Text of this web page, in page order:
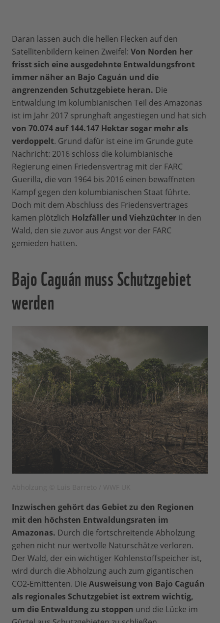
Daran lassen auch die hellen Flecken auf den
Satellitenbildern keinen Zweifel: Von Norden her
frisst sich eine ausgedehnte Entwaldungsfront
immer näher an Bajo Caguán und die
angrenzenden Schutzgebiete heran. Die
Entwaldung im kolumbianischen Teil des Amazonas
ist im Jahr 2017 sprunghaft angestiegen und hat sich
von 70.074 auf 144.147 Hektar sogar mehr als
verdoppelt. Grund dafür ist eine im Grunde gute
Nachricht: 2016 schloss die kolumbianische
Regierung einen Friedensvertrag mit der FARC
Guerilla, die von 1964 bis 2016 einen bewaffneten
Kampf gegen den kolumbianischen Staat führte.
Doch mit dem Abschluss des Friedensvertrages
kamen plötzlich Holzfäller und Viehzüchter in den
Wald, den sie zuvor aus Angst vor der FARC
gemieden hatten.
Bajo Caguán muss Schutzgebiet
werden
Inzwischen gehört das Gebiet zu den Regionen
mit den höchsten Entwaldungsraten im
Amazonas. Durch die fortschreitende Abholzung
gehen nicht nur wertvolle Naturschätze verloren.
Der Wald, der ein wichtiger Kohlenstoffspeicher ist,
wird durch die Abholzung auch zum gigantischen
CO2-Emittenten. Die Ausweisung von Bajo Caguán
als regionales Schutzgebiet ist extrem wichtig,
um die Entwaldung zu stoppen und die Lücke im